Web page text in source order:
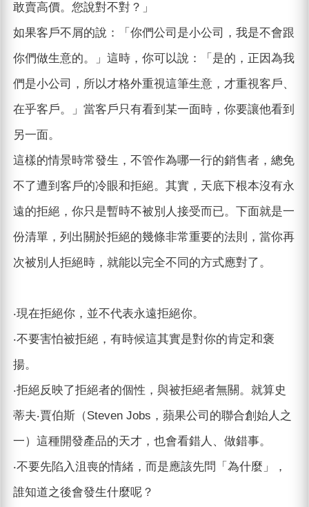
敢賣高價。您說對不對？」
如果客戶不屑的說：「你們公司是小公司，我是不會跟
你們做生意的。」這時，你可以說：「是的，正因為我
們是小公司，所以才格外重視這筆生意，才重視客戶、
在乎客戶。」當客戶只有看到某一面時，你要讓他看到
另一面。
這樣的情景時常發生，不管作為哪一行的銷售者，總免
不了遭到客戶的冷眼和拒絕。其實，天底下根本沒有永
遠的拒絕，你只是暫時不被別人接受而已。下面就是一
份清單，列出關於拒絕的幾條非常重要的法則，當你再
次被別人拒絕時，就能以完全不同的方式應對了。
‧現在拒絕你，並不代表永遠拒絕你。
‧不要害怕被拒絕，有時候這其實是對你的肯定和褒
揚。
‧拒絕反映了拒絕者的個性，與被拒絕者無關。就算史
蒂夫‧賈伯斯（Steven Jobs，蘋果公司的聯合創始人之
一）這種開發產品的天才，也會看錯人、做錯事。
‧不要先陷入沮喪的情緒，而是應該先問「為什麼」，
誰知道之後會發生什麼呢？